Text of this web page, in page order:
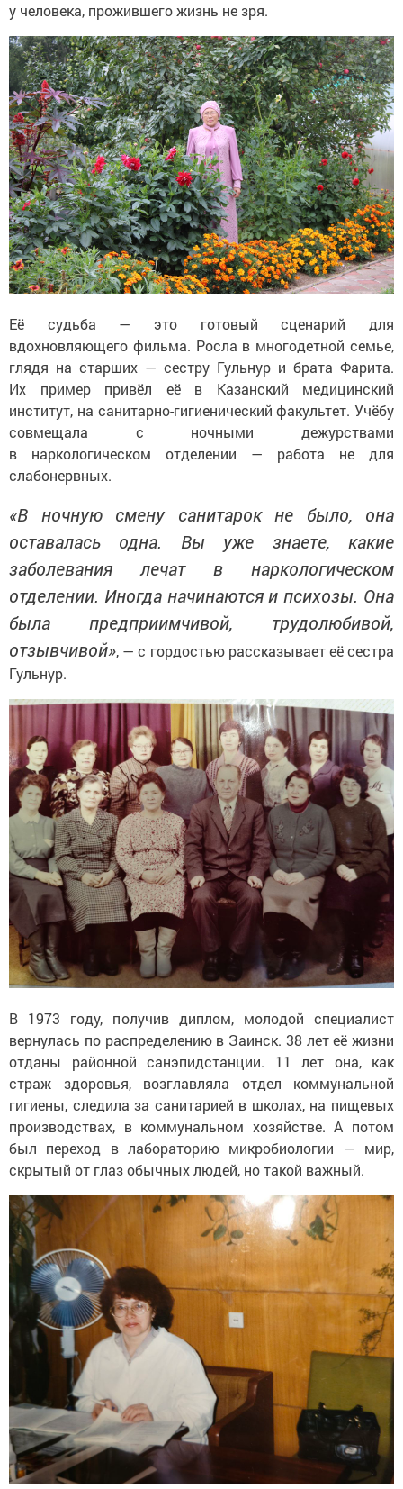
у человека, прожившего жизнь не зря.
Её судьба — это готовый сценарий для
вдохновляющего фильма. Росла в многодетной семье,
глядя на старших — сестру Гульнур и брата Фарита.
Их пример привёл её в Казанский медицинский
институт, на санитарно-гигиенический факультет. Учёбу
совмещала с ночными дежурствами
в наркологическом отделении — работа не для
слабонервных.
«В ночную смену санитарок не было, она
оставалась одна. Вы уже знаете, какие
заболевания лечат в наркологическом
отделении. Иногда начинаются и психозы. Она
была предприимчивой, трудолюбивой,
отзывчивой», — с гордостью рассказывает её сестра
Гульнур.
В 1973 году, получив диплом, молодой специалист
вернулась по распределению в Заинск. 38 лет её жизни
отданы районной санэпидстанции. 11 лет она, как
страж здоровья, возглавляла отдел коммунальной
гигиены, следила за санитарией в школах, на пищевых
производствах, в коммунальном хозяйстве. А потом
был переход в лабораторию микробиологии — мир,
скрытый от глаз обычных людей, но такой важный.